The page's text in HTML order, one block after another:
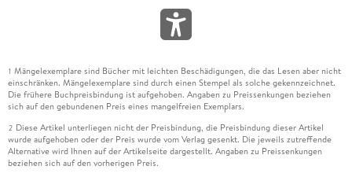
1 Mängelexemplare sind Bücher mit leichten Beschädigungen, die das Lesen aber nicht
einschränken. Mängelexemplare sind durch einen Stempel als solche gekennzeichnet.
Die frühere Buchpreisbindung ist aufgehoben. Angaben zu Preissenkungen beziehen
sich auf den gebundenen Preis eines mangelfreien Exemplars.
2 Diese Artikel unterliegen nicht der Preisbindung, die Preisbindung dieser Artikel
wurde aufgehoben oder der Preis wurde vom Verlag gesenkt. Die jeweils zutreffende
Alternative wird Ihnen auf der Artikelseite dargestellt. Angaben zu Preissenkungen
beziehen sich auf den vorherigen Preis.